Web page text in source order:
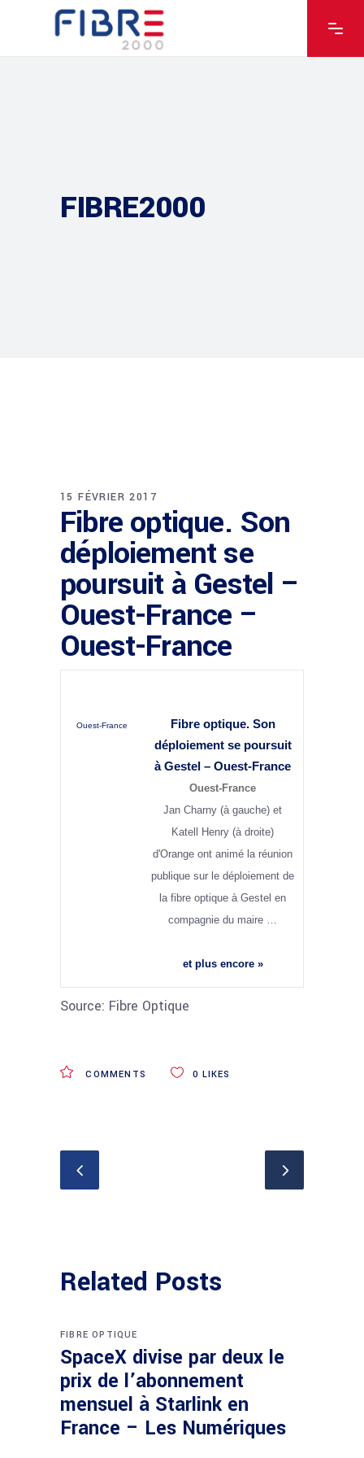
FIBRE2000
15 FÉVRIER 2017
Fibre optique. Son
déploiement se
poursuit à Gestel –
Ouest-France –
Ouest-France
Ouest-France
Fibre optique. Son
déploiement se poursuit
à Gestel – Ouest-France
Ouest-France
Jan Charny (à gauche) et
Katell Henry (à droite)
d'Orange ont animé la réunion
publique sur le déploiement de
la fibre optique à Gestel en
compagnie du maire …
et plus encore »
Source: Fibre Optique
COMMENTS 0 LIKES
Related Posts
FIBRE OPTIQUE
SpaceX divise par deux le
prix de l’abonnement
mensuel à Starlink en
France – Les Numériques